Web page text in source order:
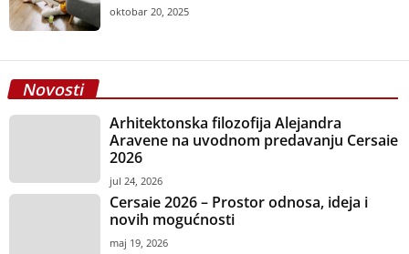
oktobar 20, 2025
Novosti
Arhitektonska filozofija Alejandra
Aravene na uvodnom predavanju Cersaie
2026
jul 24, 2026
Cersaie 2026 – Prostor odnosa, ideja i
novih mogućnosti
maj 19, 2026